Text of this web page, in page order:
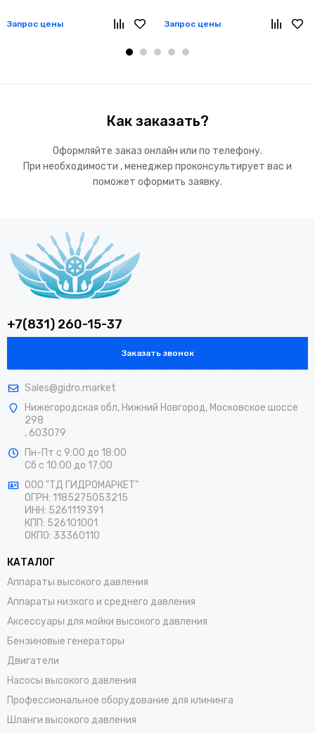
Запрос цены Запрос цены
Как заказать?
Оформляйте заказ онлайн или по телефону.
При необходимости , менеджер проконсультирует вас и
поможет оформить заявку.
+7(831) 260-15-37
Заказать звонок
Sales@gidro.market
Нижегородская обл, Нижний Новгород, Московское шоссе
298
, 603079
Пн-Пт с 9:00 до 18:00
Сб с 10:00 до 17:00
ООО "ТД ГИДРОМАРКЕТ"
ОГРН: 1185275053215
ИНН: 5261119391
КПП: 526101001
ОКПО: 33360110
КАТАЛОГ
Аппараты высокого давления
Аппараты низкого и среднего давления
Аксессуары для мойки высокого давления
Бензиновые генераторы
Двигатели
Насосы высокого давления
Профессиональное оборудование для клининга
Шланги высокого давления